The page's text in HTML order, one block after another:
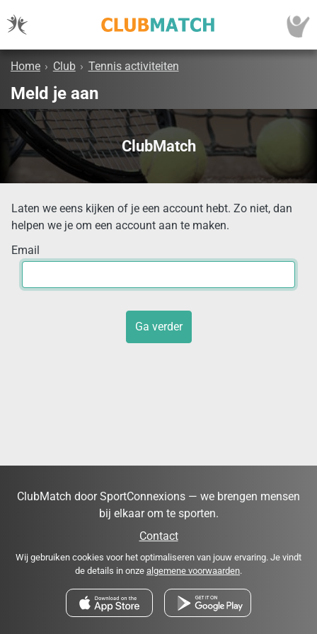
Home › Club › Tennis activiteiten
Meld je aan
ClubMatch
Laten we eens kijken of je een account hebt. Zo niet, dan
helpen we je om een account aan te maken.
Email
Ga verder
ClubMatch door SportConnexions — we brengen mensen
bij elkaar om te sporten.
Contact
Wij gebruiken cookies voor het optimaliseren van jouw ervaring. Je vindt
de details in onze algemene voorwaarden.